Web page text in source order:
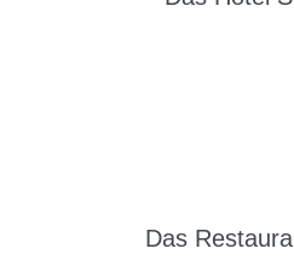
Das